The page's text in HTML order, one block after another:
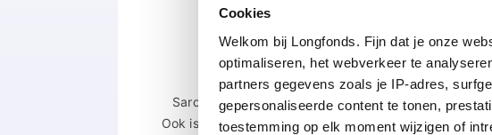
Cookies
Welkom bij Longfonds. Fijn dat je onze
optimaliseren, het webverkeer te
partners gegevens zoals je IP-adres,
gepersonaliseerde content te tonen,
toestemming op elk moment wijzigen of
Oorzaak
Sarcoïdose komt niet veel voor.
Ook is nog niet alles over de ziekte